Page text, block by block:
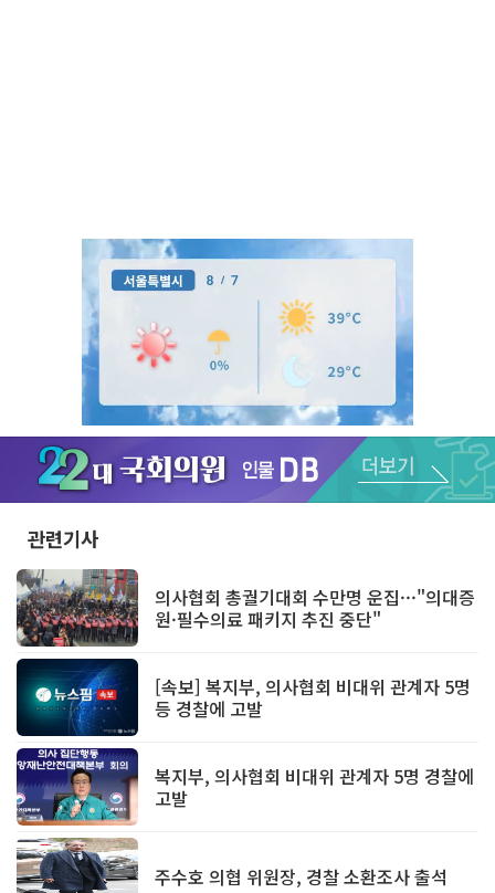
Unmute
관련기사
의사협회 총궐기대회 수만명 운집···"의대증
원·필수의료 패키지 추진 중단"
[속보] 복지부, 의사협회 비대위 관계자 5명
등 경찰에 고발
복지부, 의사협회 비대위 관계자 5명 경찰에
고발
주수호 의협 위원장, 경찰 소환조사 출석